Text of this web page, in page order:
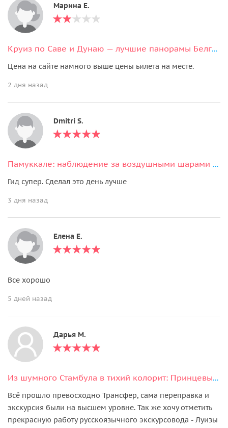
Марина Е.
Круиз по Саве и Дунаю — лучшие панорамы Белграда с воды
Цена на сайте намного выше цены ьилета на месте.
2 дня назад
Dmitri S.
Памуккале: наблюдение за воздушными шарами с обедом
Гид супер. Сделал это день лучше
3 дня назад
Елена Е.
Все хорошо
5 дней назад
Дарья М.
Из шумного Стамбула в тихий колорит: Принцевы острова с маршрутом на выбор
Всё прошло превосходно Трансфер, сама переправка и
экскурсия были на высшем уровне. Так же хочу отметить
прекрасную работу русскоязычного экскурсовода - Луизы